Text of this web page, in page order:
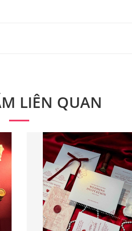
đồ sẽ có mức phí 300 - 500
LIÊN QUAN